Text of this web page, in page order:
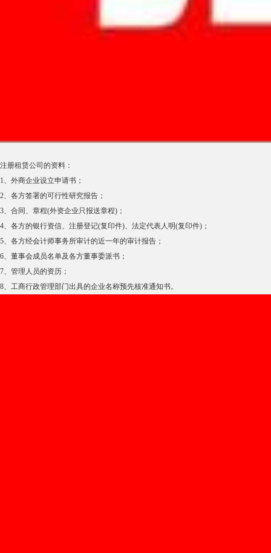
注册租赁公司的资料：
1、外商企业设立申请书；
2、各方签署的可行性研究报告；
3、合同、章程(外资企业只报送章程)；
4、各方的银行资信、注册登记(复印件)、法定代表人明(复印件)；
5、各方经会计师事务所审计的近一年的审计报告；
6、董事会成员名单及各方董事委派书；
7、管理人员的资历；
8、工商行政管理部门出具的企业名称预先核准通知书。